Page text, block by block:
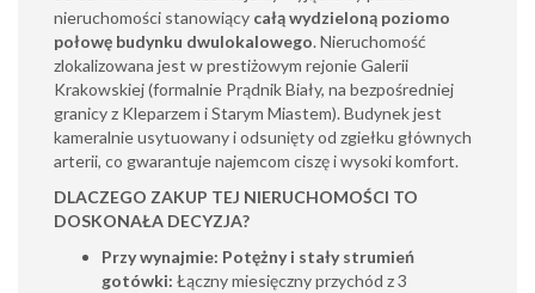
nieruchomości stanowiący całą wydzieloną poziomo
połowę budynku dwulokalowego. Nieruchomość
zlokalizowana jest w prestiżowym rejonie Galerii
Krakowskiej (formalnie Prądnik Biały, na bezpośredniej
granicy z Kleparzem i Starym Miastem). Budynek jest
kameralnie usytuowany i odsunięty od zgiełku głównych
arterii, co gwarantuje najemcom ciszę i wysoki komfort.
DLACZEGO ZAKUP TEJ NIERUCHOMOŚCI TO
DOSKONAŁA DECYZJA?
Przy wynajmie: Potężny i stały strumień
gotówki: Łączny miesięczny przychód z 3